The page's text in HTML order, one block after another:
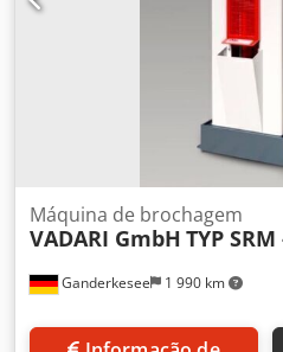
Ganderkesee 1 990 km
Máquina de brochagem
VADARI GmbH TYP